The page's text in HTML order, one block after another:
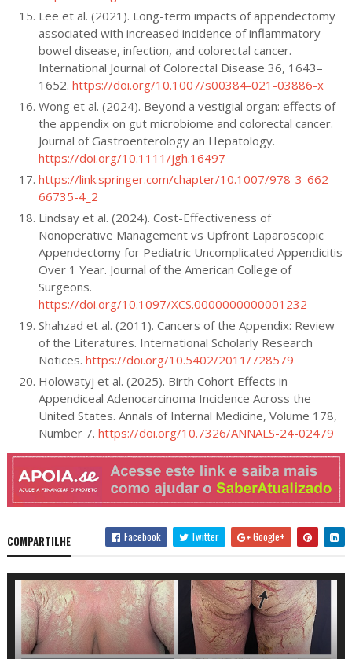
Lee et al. (2021). Long-term impacts of appendectomy
associated with increased incidence of inflammatory
bowel disease, infection, and colorectal cancer.
International Journal of Colorectal Disease 36, 1643–
1652. https://doi.org/10.1007/s00384-021-03886-x
Wong et al. (2024). Beyond a vestigial organ: effects of
the appendix on gut microbiome and colorectal cancer.
Journal of Gastroenterology an Hepatology.
https://doi.org/10.1111/jgh.16497
https://link.springer.com/chapter/10.1007/978-3-662-
66735-4_2
Lindsay et al. (2024). Cost-Effectiveness of
Nonoperative Management vs Upfront Laparoscopic
Appendectomy for Pediatric Uncomplicated Appendicitis
Over 1 Year. Journal of the American College of
Surgeons.
https://doi.org/10.1097/XCS.0000000000001232
Shahzad et al. (2011). Cancers of the Appendix: Review
of the Literatures. International Scholarly Research
Notices. https://doi.org/10.5402/2011/728579
Holowatyj et al. (2025). Birth Cohort Effects in
Appendiceal Adenocarcinoma Incidence Across the
United States. Annals of Internal Medicine, Volume 178,
Number 7. https://doi.org/10.7326/ANNALS-24-02479
COMPARTILHE Facebook Twitter Google+